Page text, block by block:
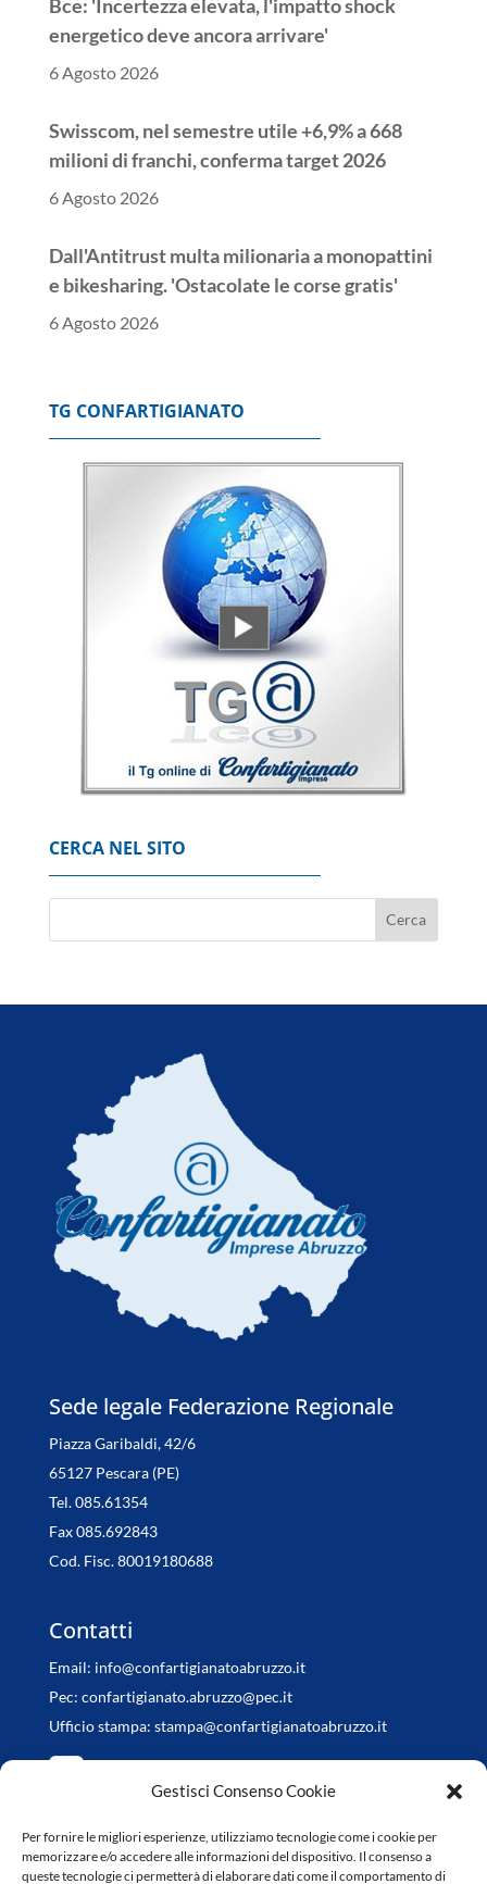
Gestisci Consenso Cookie
Per fornire le migliori esperienze, utilizziamo tecnologie come i cookie per
memorizzare e/o accedere alle informazioni del dispositivo. Il consenso a
queste tecnologie ci permetterà di elaborare dati come il comportamento di
Bce: 'Incertezza elevata, l'impatto shock
energetico deve ancora arrivare'
6 Agosto 2026
Swisscom, nel semestre utile +6,9% a 668
milioni di franchi, conferma target 2026
6 Agosto 2026
Dall'Antitrust multa milionaria a monopattini
e bikesharing. 'Ostacolate le corse gratis'
6 Agosto 2026
milionaria a monopattini e bikesharing ++
++ Istat, produzione industriale in calo
dell'1% a giugno, su anno -0,6% ++
Per Mediolanum raccolta luglio da record, da
inizio anno 7,78 miliardi
Mimit, in calo il prezzo dei carburanti, gasolio
a 2,092 euro al litro
Nuburu, 'via libera del Governo
6 Agosto 2026
TG CONFARTIGIANATO
CERCA NEL SITO
Sede legale Federazione Regionale
Piazza Garibaldi, 42/6
65127 Pescara (PE)
Tel. 085.61354
Fax 085.692843
Cod. Fisc. 80019180688
Contatti
Email: info@confartigianatoabruzzo.it
Pec: confartigianato.abruzzo@pec.it
Ufficio stampa: stampa@confartigianatoabruzzo.it
Orari di apertura